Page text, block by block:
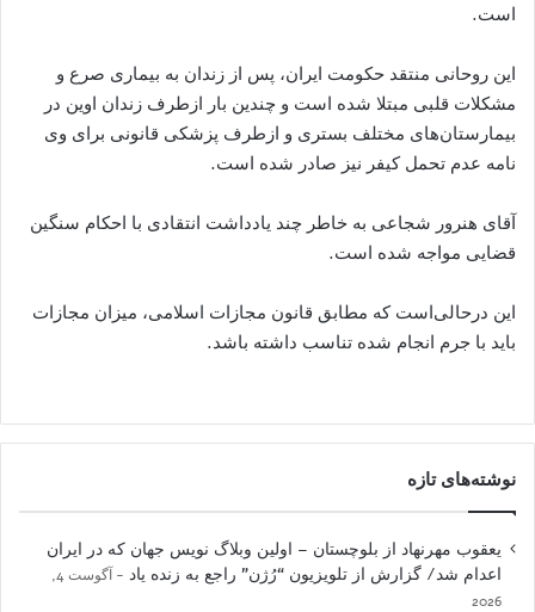
است.
این روحانی منتقد حکومت ایران، پس از زندان به بیماری صرع و
مشکلات قلبی مبتلا شده است و چندین بار ازطرف زندان اوین در
بیمارستان‌های مختلف بستری و ازطرف پزشکی قانونی برای وی
نامه عدم تحمل کیفر نیز صادر شده است.
آقای هنرور شجاعی به خاطر چند یادداشت انتقادی با احکام سنگین
قضایی مواجه شده است.
این درحالی‌است که مطابق قانون مجازات اسلامی، میزان مجازات
باید با جرم انجام شده تناسب داشته باشد.
نوشته‌های تازه
یعقوب مهرنهاد از بلوچستان – اولین وبلاگ نویس جهان که در ایران
اعدام شد/ گزارش از تلویزیون “رُژن” راجع به زنده یاد
آگوست 4,
2026